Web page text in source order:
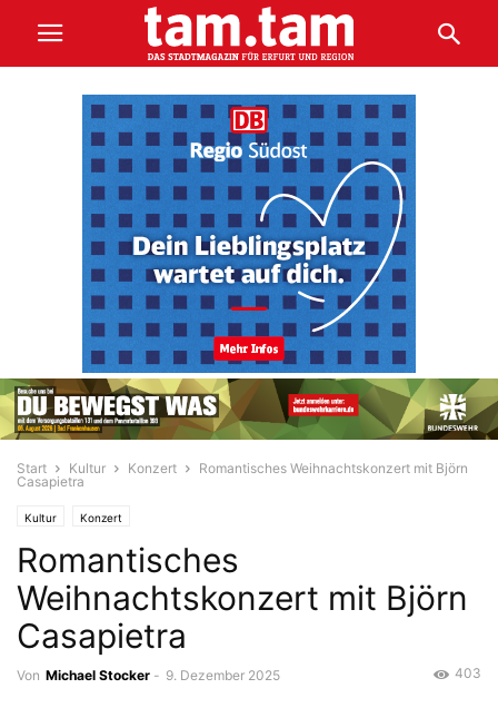
Start Kultur Konzert
Romantisches Weihnachtskonzert mit Björn
Casapietra
Kultur Konzert
Romantisches
Weihnachtskonzert mit Björn
Casapietra
Von Michael Stocker - 9. Dezember 2025 403